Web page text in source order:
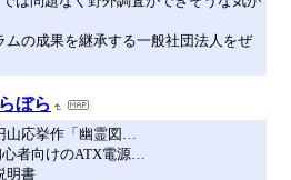
ムの成果を継承する一般社団法人をぜ
ぼら
山応挙作「幽霊図…
者向けのATX電源…
明書